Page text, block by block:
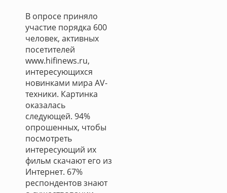
В опросе приняло
участие порядка 600
человек, активных
посетителей
www.hifinews.ru,
интересующихся
новинками мира AV-
техники. Картинка
оказалась
следующей. 94%
опрошенных, чтобы
посмотреть
интересующий их
фильм скачают его из
Интернет. 67%
респондентов знают